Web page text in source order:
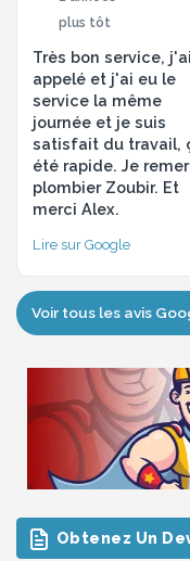
plus tôt
Très bon service, j'ai
appelé et j'ai eu le
service la même
journée et je suis
satisfait du travail,
été rapide. Je
plombier Zoubir. Et
merci Alex.
Lire sur Google
Voir tous les avis
Obtenez Un